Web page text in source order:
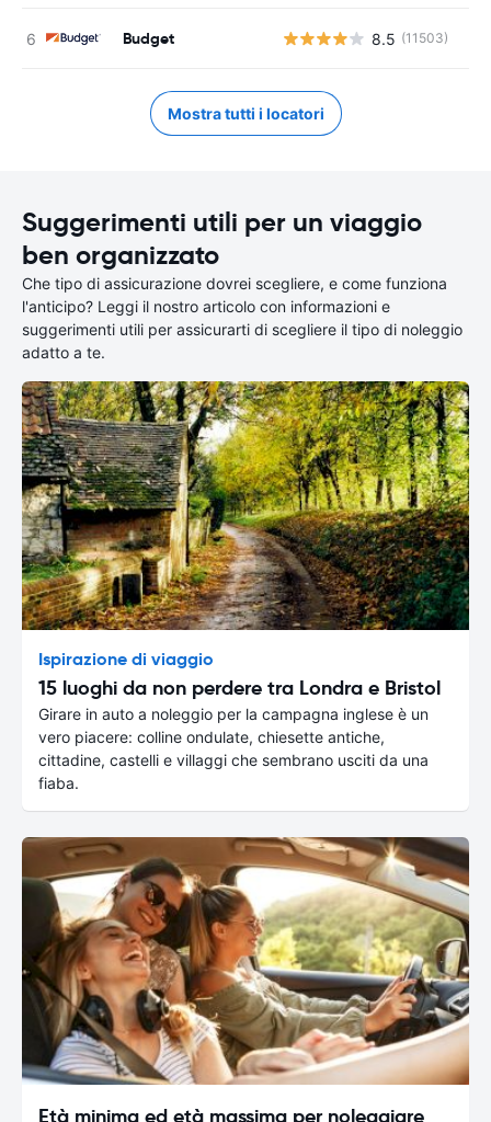
Budget 8.5 (11503)
Mostra tutti i locatori
Suggerimenti utili per un viaggio
ben organizzato
Che tipo di assicurazione dovrei scegliere, e come funziona
l'anticipo? Leggi il nostro articolo con informazioni e
suggerimenti utili per assicurarti di scegliere il tipo di noleggio
adatto a te.
Ispirazione di viaggio
15 luoghi da non perdere tra Londra e Bristol
Girare in auto a noleggio per la campagna inglese è un
vero piacere: colline ondulate, chiesette antiche,
cittadine, castelli e villaggi che sembrano usciti da una
fiaba.
Età minima ed età massima per noleggiare